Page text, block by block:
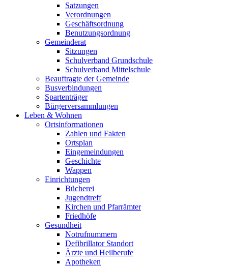
Satzungen
Verordnungen
Geschäftsordnung
Benutzungsordnung
Gemeinderat
Sitzungen
Schulverband Grundschule
Schulverband Mittelschule
Beauftragte der Gemeinde
Busverbindungen
Spartenträger
Bürgerversammlungen
Leben & Wohnen
Ortsinformationen
Zahlen und Fakten
Ortsplan
Eingemeindungen
Geschichte
Wappen
Einrichtungen
Bücherei
Jugendtreff
Kirchen und Pfarrämter
Friedhöfe
Gesundheit
Notrufnummern
Defibrillator Standort
Ärzte und Heilberufe
Apotheken